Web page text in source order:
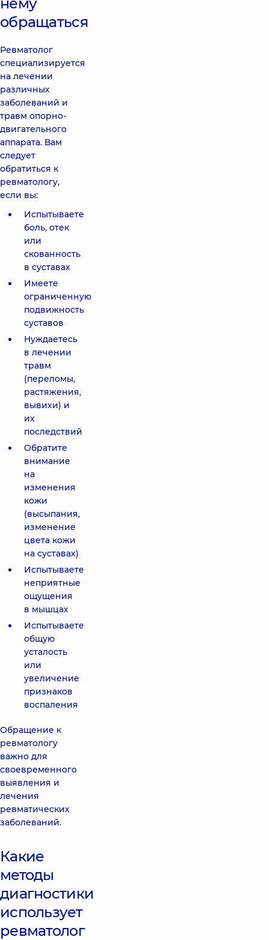
обращаться
Ревматолог
специализируется
на лечении
различных
заболеваний и
травм опорно-
двигательного
аппарата. Вам
следует
обратиться к
ревматологу,
если вы:
Испытываете
боль, отек
или
скованность
в суставах
Имеете
ограниченную
подвижность
суставов
Нуждаетесь
в лечении
травм
(переломы,
растяжения,
вывихи) и
их
последствий
Обратите
внимание
на
изменения
кожи
(высыпания,
изменение
цвета кожи
на суставах)
Испытываете
неприятные
ощущения
в мышцах
Испытываете
общую
усталость
или
увеличение
признаков
воспаления
Обращение к
ревматологу
важно для
своевременного
выявления и
лечения
ревматических
заболеваний.
Какие
методы
диагностики
использует
ревматолог